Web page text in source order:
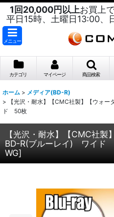
1回20,000円以上お買上
平日15時、土曜日13:00、
メニュー
カテゴリ マイページ 商品検索
ホーム > メディア(BD-R)
>
【光沢・耐水】【CMC社製】【ウォ
ド 50枚
【光沢・耐水】【CMC社製
BD-R(ブルーレイ) ワイド
WG]